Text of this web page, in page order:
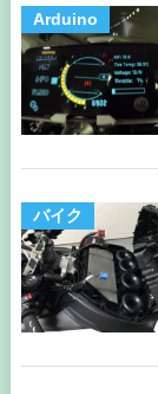
Arduino
バイク